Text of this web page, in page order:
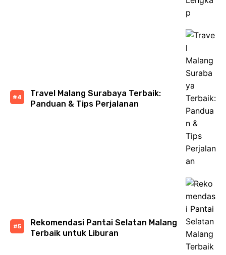
Travel Malang Surabaya Terbaik:
Panduan & Tips Perjalanan
Rekomendasi Pantai Selatan Malang
Terbaik untuk Liburan